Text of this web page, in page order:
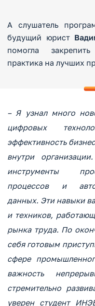
А слушатель
будущий юрист
помогла
практика на лучших
– Я узнал много
цифровых
эффективность
внутри
инструменты
процессов и
данных. Эти навыки
и техников,
рынка труда. По
себя готовым
сфере
важность
стремительно
уверен студент